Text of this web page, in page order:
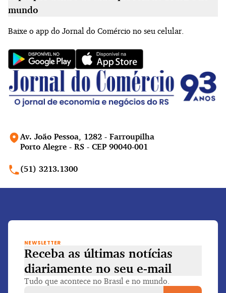
Av. João Pessoa, 1282 - Farroupilha
Porto Alegre - RS - CEP 90040-001
(51) 3213.1300
mundo
Baixe o app do Jornal do Comércio no seu celular.
NEWSLETTER
Receba as últimas notícias
diariamente no seu e-mail
Tudo que acontece no Brasil e no mundo.